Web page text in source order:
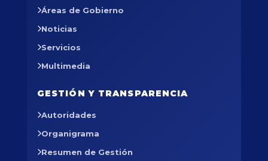
Áreas de Gobierno
Noticias
Servicios
Multimedia
GESTIÓN Y TRANSPARENCIA
Autoridades
Organigrama
Resumen de Gestión